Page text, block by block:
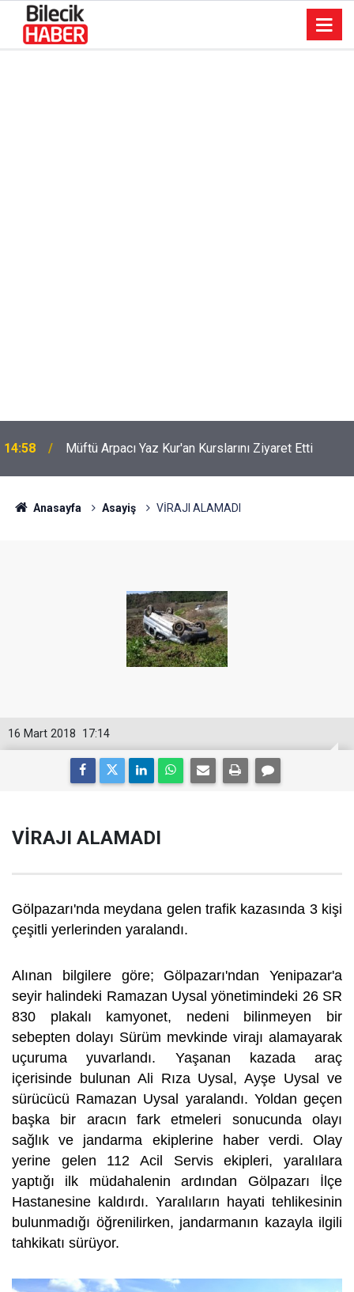
14:58 Müftü Arpacı Yaz Kur'an Kurslarını Ziyaret Etti
Anasayfa Asayiş VİRAJI ALAMADI
17:14
16 Mart 2018
VİRAJI ALAMADI
Gölpazarı'nda meydana gelen trafik kazasında 3 kişi
çeşitli yerlerinden yaralandı.
Alınan bilgilere göre; Gölpazarı'ndan Yenipazar'a
seyir halindeki Ramazan Uysal yönetimindeki 26 SR
830 plakalı kamyonet, nedeni bilinmeyen bir
sebepten dolayı Sürüm mevkinde virajı alamayarak
uçuruma yuvarlandı. Yaşanan kazada araç
içerisinde bulunan Ali Rıza Uysal, Ayşe Uysal ve
sürücücü Ramazan Uysal yaralandı. Yoldan geçen
başka bir aracın fark etmeleri sonucunda olayı
sağlık ve jandarma ekiplerine haber verdi. Olay
yerine gelen 112 Acil Servis ekipleri, yaralılara
yaptığı ilk müdahalenin ardından Gölpazarı İlçe
Hastanesine kaldırdı. Yaralıların hayati tehlikesinin
bulunmadığı öğrenilirken, jandarmanın kazayla ilgili
tahkikatı sürüyor.